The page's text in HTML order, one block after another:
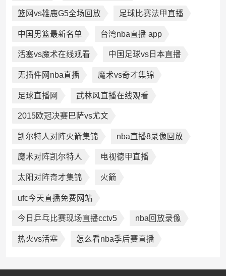
篮网vs雄鹿G5全场回放 足球比赛法甲直播
中国男篮最新名单 台湾nba直播 app
活塞vs魔术在线观看 中国足球vs日本直播
无插件网nba直播 魔术vs奇才集锦
足球直播网 武林风直播在线观看
2015欧冠决赛巴萨vs尤文
凯尔特人对阵火箭集锦 nba直播8录像回放
魔术对阵凯尔特人 电视德甲直播
太阳对阵奇才集锦 火箭
ufc今天直播免费网站
今日乒乓比赛现场直播cctv5 nba回放录像
热火vs活塞 怎么看nba季后赛直播